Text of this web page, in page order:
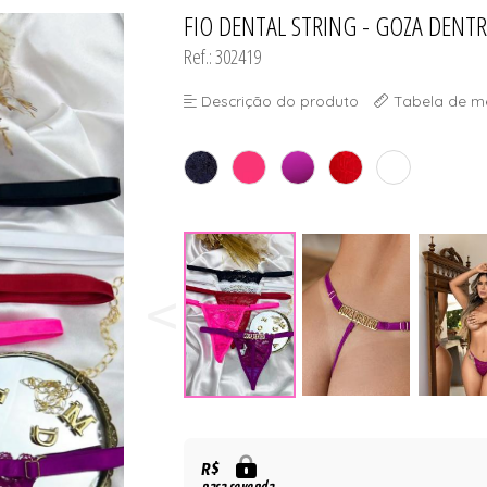
TODOS DE MODA
TODOS DE
TODOS DE PLUS
TODOS DE ROBE
TODOS DE SUTIÃ
TODOS DE #PROMOÇÃO -
FIO DENTAL STRING - GOZA
Ref.: 302419
Descrição do produto Tabela de
R$